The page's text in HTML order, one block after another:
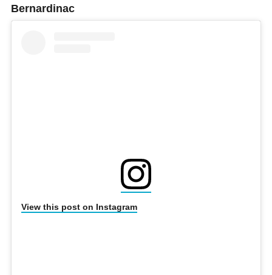
Bernardinac
View this post on Instagram